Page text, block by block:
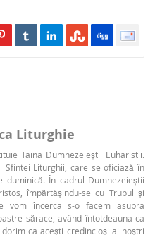
Liturghie
Taina Dumnezeieştii Euharistii.
Sfintei Liturghii, care se oficiază în
În cadrul Dumnezeieştii
împărtăşindu-se cu Trupul şi
vom încerca s-o facem asupra
sărace, având întotdeauna ca
ca aceşti credincioşi ai noştri